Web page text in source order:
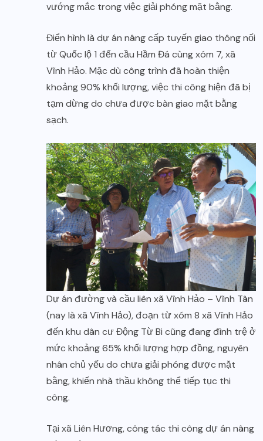
vướng mắc trong việc giải phóng mặt bằng.
Điển hình là dự án nâng cấp tuyến giao thông nối
từ Quốc lộ 1 đến cầu Hầm Đá cùng xóm 7, xã
Vĩnh Hảo. Mặc dù công trình đã hoàn thiện
khoảng 90% khối lượng, việc thi công hiện đã bị
tạm dừng do chưa được bàn giao mặt bằng
sạch.
Dự án đường và cầu liên xã Vĩnh Hảo – Vĩnh Tân
(nay là xã Vĩnh Hảo), đoạn từ xóm 8 xã Vĩnh Hảo
đến khu dân cư Động Từ Bi cũng đang đình trệ ở
mức khoảng 65% khối lượng hợp đồng, nguyên
nhân chủ yếu do chưa giải phóng được mặt
bằng, khiến nhà thầu không thể tiếp tục thi
công.
Tại xã Liên Hương, công tác thi công dự án nâng